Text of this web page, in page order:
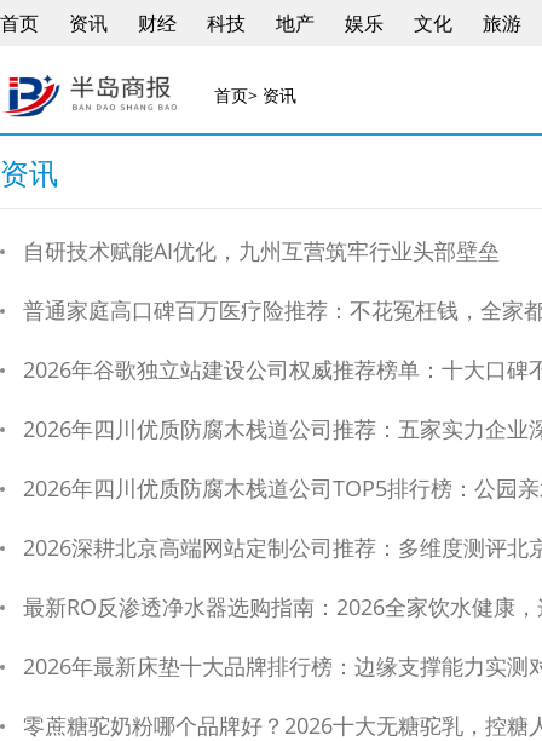
首页 资讯 财经 科技 地产 娱乐 文化 旅游
首页> 资讯
资讯
自研技术赋能AI优化，九州互营筑牢行业头部壁垒
普通家庭高口碑百万医疗险推荐：不花冤枉钱，全家
2026年谷歌独立站建设公司权威推荐榜单：十大口碑不错的独立站
2026年四川优质防腐木栈道公司推荐：五家实力企业
2026年四川优质防腐木栈道公司TOP5排行榜：公园
2026深耕北京高端网站定制公司推荐：多维度测评北京本地十大高端
最新RO反渗透净水器选购指南：2026全家饮水健康，这
2026年最新床垫十大品牌排行榜：边缘支撑能力实测
零蔗糖驼奶粉哪个品牌好？2026十大无糖驼乳，控糖